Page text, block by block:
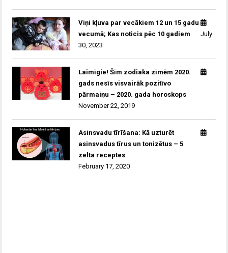
Viņi kļuva par vecākiem 12 un 15 gadu
vecumā; Kas noticis pēc 10 gadiem
July
30, 2023
Laimīgie! Šīm zodiaka zīmēm 2020.
gads nesīs visvairāk pozitīvo
pārmaiņu – 2020. gada horoskops
November 22, 2019
Asinsvadu tīrīšana: Kā uzturēt
asinsvadus tīrus un tonizētus – 5
zelta receptes
February 17, 2020